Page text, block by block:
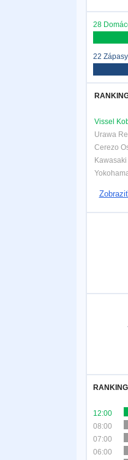
28
22
Vissel
Urawa
Cerezo
12:00
08:00
07:00
06:00